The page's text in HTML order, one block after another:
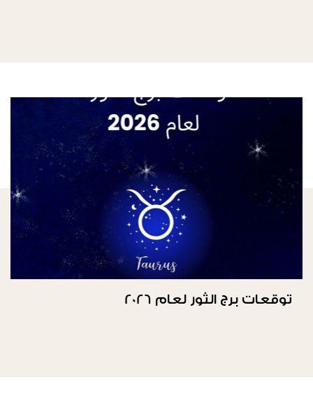
توقعات برج الثور لعام 2026